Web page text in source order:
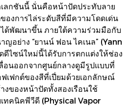
ลกชันนี้ นั่นคือหน้าปัดประทับลาย
องการไล่ระดับสีที่มีความโดดเด่น
ด้พัฒนาขึ้น ภายใต้ความร่วมมือกับ
ญอย่าง “ยานน์ ฟอน ไคเนล” (Yann
ไซน์ใหม่นี้ได้รับการตกแต่งให้ช่อง
อนออกจากศูนย์กลางดูมีรูปแบบที่
เฟกต์ของสีที่เปี่ยมด้วยเอกลักษณ์
งของหน้าปัดทั้งสองเรือนใช้
ทคนิคพีวีดี (Physical Vapor